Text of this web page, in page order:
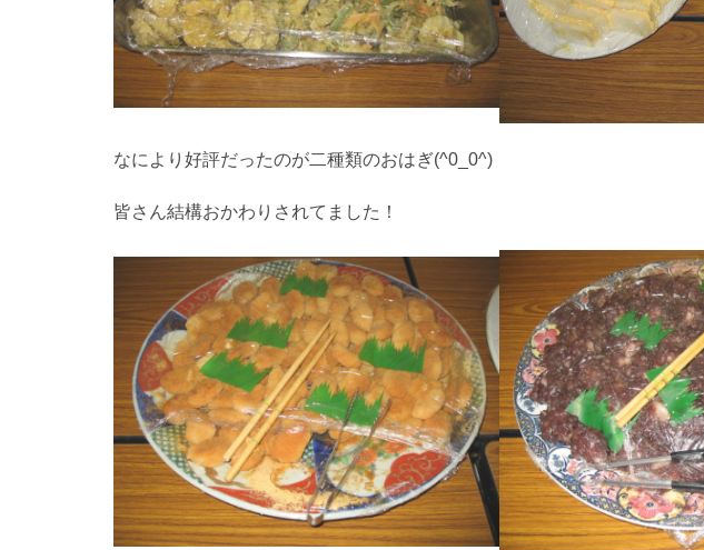
なにより好評だったのが二種類のおはぎ(^0_0^)
皆さん結構おかわりされてました！